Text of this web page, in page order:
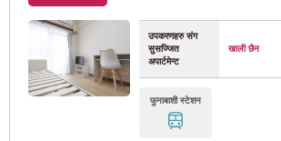
उपकरणहरु संग
सुसज्जित
अपार्टमेन्ट
खाली छैन
फुनाबाशी स्टेशन
हान्सिन नाम्बा रेखा (10)
Hanshin Main लाइन (9)